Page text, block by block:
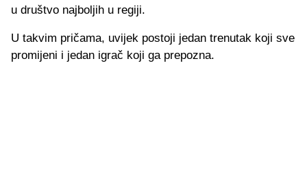
u društvo najboljih u regiji.
U takvim pričama, uvijek postoji jedan trenutak koji sve
promijeni i jedan igrač koji ga prepozna.